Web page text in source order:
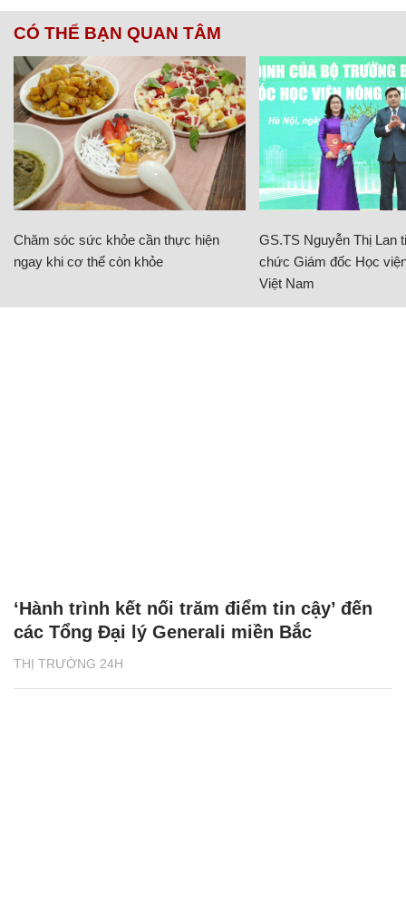
CÓ THỂ BẠN QUAN TÂM
Chăm sóc sức khỏe cần thực hiện
ngay khi cơ thể còn khỏe
GS.TS Nguyễn Thị Lan
chức Giám đốc Học
Việt Nam
THỊ TRƯỜNG 24H
‘Hành trình kết nối trăm điểm tin cậy’ đến
các Tổng Đại lý Generali miền Bắc